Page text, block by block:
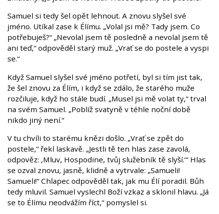
Samuel si tedy šel opět lehnout. A znovu slyšel své
jméno. Utíkal zase k Élímu. „Volal jsi mě? Tady jsem. Co
potřebuješ?“ „Nevolal jsem tě posledně a nevolal jsem tě
ani teď,“ odpověděl starý muž. „Vrať se do postele a vyspi
se.“
Když Samuel slyšel své jméno potřetí, byl si tím jist tak,
že šel znovu za Élím, i když se zdálo, že starého muže
rozčiluje, když ho stále budí. „Musel jsi mě volat ty,“ trval
na svém Samuel. „Poblíž svatyně v téhle noční době
nikdo jiný není.“
V tu chvíli to starému knězi došlo. „Vrať se zpět do
postele,“ řekl laskavě. „Jestli tě ten hlas zase zavolá,
odpověz: ‚Mluv, Hospodine, tvůj služebník tě slyší.‘“ Hlas
se ozval znovu, jasně, klidně a vytrvale: „Samueli!
Samueli!“ Chlapec odpověděl tak, jak mu Élí poradil. Bůh
tedy mluvil. Samuel vyslechl Boží vzkaz a sklonil hlavu. „Já
se to Élímu neodvážím říct,“ pomyslel si.